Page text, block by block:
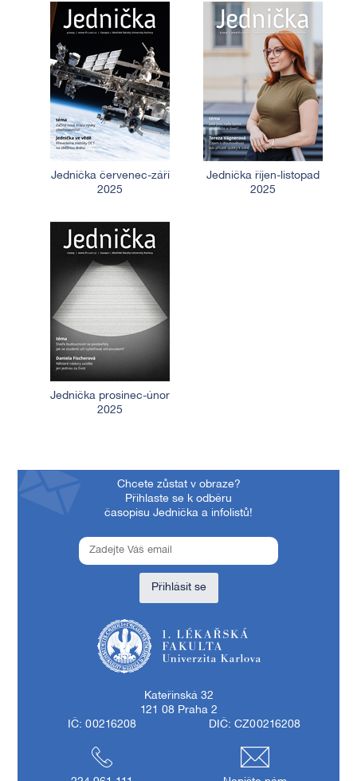
Jednička červenec-září
2025
Jednička říjen-listopad
2025
Jednička prosinec-únor
2025
Chcete zůstat v obraze?
Přihlaste se k odběru
časopisu Jednička a infolistů!
Přihlásit se
Kateřinská 32
121 08 Praha 2
IČ: 00216208
DIČ: CZ00216208